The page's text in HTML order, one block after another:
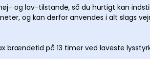
og lav-tilstande, så du hurtigt kan
og kan derfor anvendes i alt slags
brændetid på 13 timer ved laveste